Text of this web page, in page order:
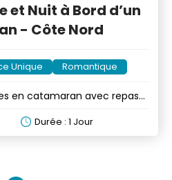
et Nuit à Bord d’un
- Côte Nord
Unique Romantique
en catamaran avec repas
Durée : 1 Jour